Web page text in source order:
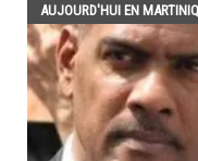
AUJOURD'HUI EN